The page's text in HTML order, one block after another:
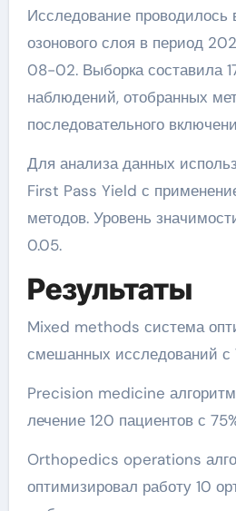
Исследование проводилось
озонового слоя в период
08-02. Выборка составила
наблюдений, отобранных
последовательного
Для анализа данных
First Pass Yield с
методов. Уровень
0.05.
Результаты
Mixed methods система
смешанных исследований с
Precision medicine
лечение 120 пациентов с
Orthopedics operations
оптимизировал работу 10